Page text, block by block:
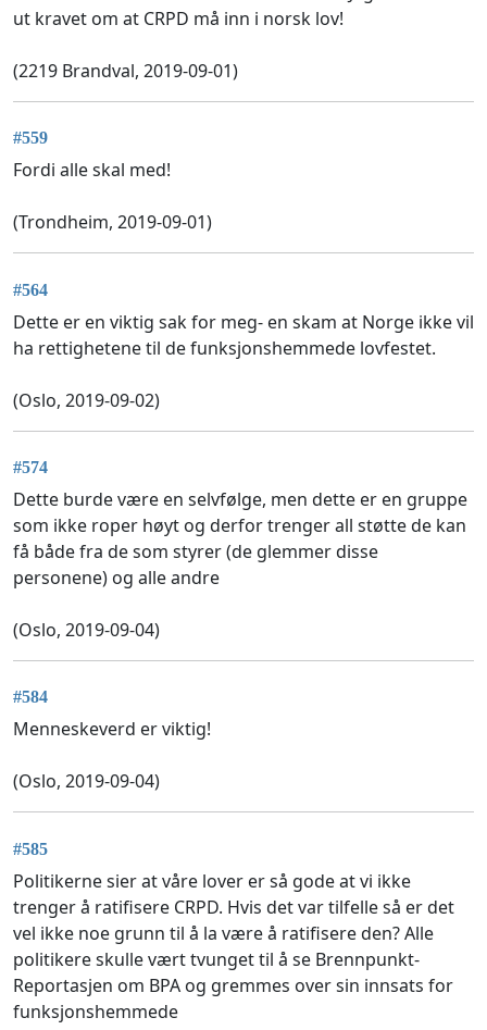
ut kravet om at CRPD må inn i norsk lov!
(2219 Brandval, 2019-09-01)
#559
Fordi alle skal med!
(Trondheim, 2019-09-01)
#564
Dette er en viktig sak for meg- en skam at Norge ikke vil
ha rettighetene til de funksjonshemmede lovfestet.
(Oslo, 2019-09-02)
#574
Dette burde være en selvfølge, men dette er en gruppe
som ikke roper høyt og derfor trenger all støtte de kan
få både fra de som styrer (de glemmer disse
personene) og alle andre
(Oslo, 2019-09-04)
#584
Menneskeverd er viktig!
(Oslo, 2019-09-04)
#585
Politikerne sier at våre lover er så gode at vi ikke
trenger å ratifisere CRPD. Hvis det var tilfelle så er det
vel ikke noe grunn til å la være å ratifisere den? Alle
politikere skulle vært tvunget til å se Brennpunkt-
Reportasjen om BPA og gremmes over sin innsats for
funksjonshemmede